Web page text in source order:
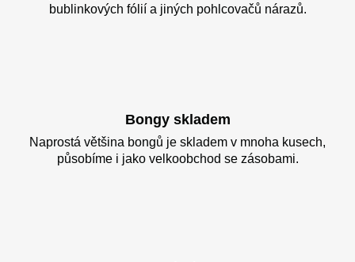
bublinkových fólií a jiných pohlcovačů nárazů.
Bongy skladem
Naprostá většina bongů je skladem v mnoha kusech,
působíme i jako velkoobchod se zásobami.